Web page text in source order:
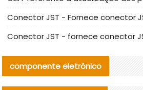
componente eletrónico